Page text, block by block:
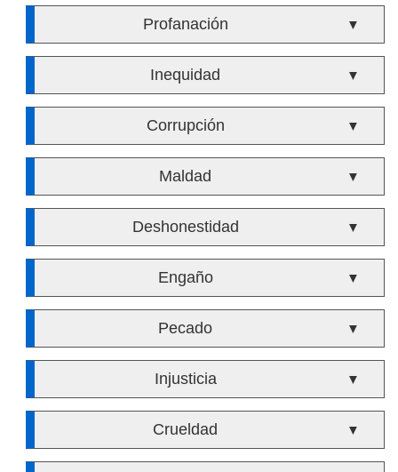
Profanación ▼
Inequidad ▼
Corrupción ▼
Maldad ▼
Deshonestidad ▼
Engaño ▼
Pecado ▼
Injusticia ▼
Crueldad ▼